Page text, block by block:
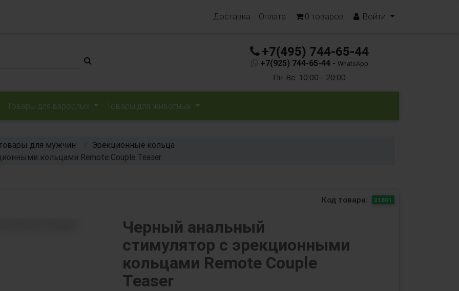
Доставка Оплата 0 товаров Войти
+7(495) 744-65-44
+7(925) 744-65-44 - WhatsApp
Пн-Вс: 10:00 - 20:00
Товары для взрослых Товары для животных
для мужчин
Эрекционные кольца
кольцами Remote Couple Teaser
Код товара: 21801
Черный анальный
стимулятор с эрекционными
кольцами Remote Couple
Teaser